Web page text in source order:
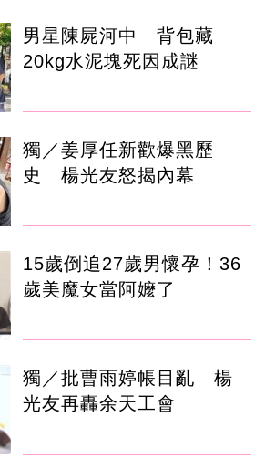
男星陳屍河中 背包藏
20kg水泥塊死因成謎
獨／姜厚任新歡爆黑歷
史 楊光友怒揭內幕
15歲倒追27歲男懷孕！36
歲美魔女當阿嬤了
獨／批曹雨婷帳目亂 楊
光友再轟余天工會